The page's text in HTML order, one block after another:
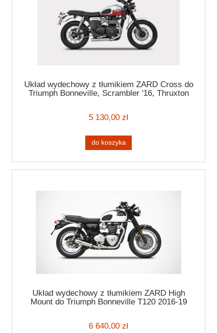
Układ wydechowy z tłumikiem ZARD Cross do
Triumph Bonneville, Scrambler '16, Thruxton
5 130,00 zł
do koszyka
Układ wydechowy z tłumikiem ZARD High
Mount do Triumph Bonneville T120 2016-19
6 640,00 zł